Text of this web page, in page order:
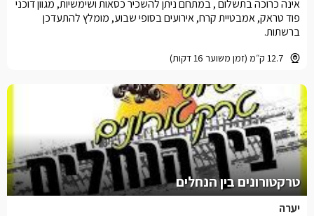
12.7 ק״מ (זמן משוער 16 דקות)
אינה כרוכה בתשלום , במתחם ניתן להשכיר כסאות ושימשיות, מגוון דוכני
פוד טראק, אמבטיית קרח, אירועים בסופי שבוע, מומלץ להתעדכן
ברשתות.
טרקטורונים בין הנחלים
יערה